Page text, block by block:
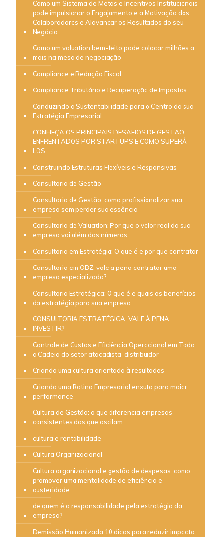
Como um Sistema de Metas e Incentivos Institucionais
pode impulsionar o Engajamento e a Motivação dos
Colaboradores e Alavancar os Resultados do seu
Negócio
Como um valuation bem-feito pode colocar milhões a
mais na mesa de negociação
Compliance e Redução Fiscal
Compliance Tributário e Recuperação de Impostos
Conduzindo a Sustentabilidade para o Centro da sua
Estratégia Empresarial
CONHEÇA OS PRINCIPAIS DESAFIOS DE GESTÃO
ENFRENTADOS POR STARTUPS E COMO SUPERÁ-
LOS
Construindo Estruturas Flexíveis e Responsivas
Consultoria de Gestão
Consultoria de Gestão: como profissionalizar sua
empresa sem perder sua essência
Consultoria de Valuation: Por que o valor real da sua
empresa vai além dos números
Consultoria em Estratégia: O que é e por que contratar
Consultoria em OBZ: vale a pena contratar uma
empresa especializada?
Consultoria Estratégica: O que é e quais os benefícios
da estratégia para sua empresa
CONSULTORIA ESTRATÉGICA: VALE À PENA
INVESTIR?
Controle de Custos e Eficiência Operacional em Toda
a Cadeia do setor atacadista-distribuidor
Criando uma cultura orientada à resultados
Criando uma Rotina Empresarial enxuta para maior
performance
Cultura de Gestão: o que diferencia empresas
consistentes das que oscilam
cultura e rentabilidade
Cultura Organizacional
Cultura organizacional e gestão de despesas: como
promover uma mentalidade de eficiência e
austeridade
de quem é a responsabilidade pela estratégia da
empresa?
Demissão Humanizada 10 dicas para reduzir impacto